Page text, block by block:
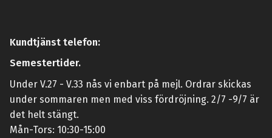
Kundtjänst telefon:
Semestertider.
Under V.27 - V.33 nås vi enbart på mejl. Ordrar skickas
under sommaren men med viss fördröjning. 2/7 -9/7 är
det helt stängt.
Mån-Tors: 10:30-15:00